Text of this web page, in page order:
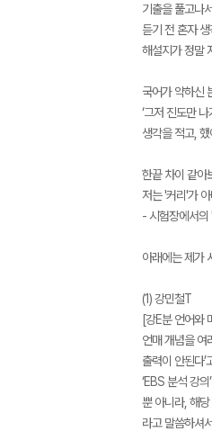
기출을 풀고나
듣기 전 혼자
해설지가 정말
국어가 약하신
‘그저 진도만
생각을 적고,
한끝 차이 같아
저는 '커리'가
- 시험장에서의
아래에는 제가
(1) 강민철T
[강E분 언어와
언매 개념을 여
출력이 안된다
‘EBS 분석 강
뿐 아니라, 해당
라고 말씀하셔